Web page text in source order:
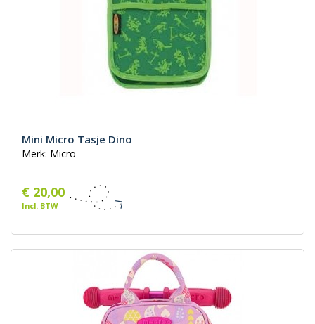
Mini Micro Tasje Dino
Merk: Micro
€ 20,00
Incl. BTW